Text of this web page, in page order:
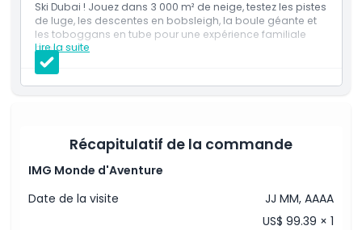
Politique d'annulation
Ski Dubai ! Jouez dans 3 000 m² de neige, testez les pistes
de luge, les descentes en bobsleigh, la boule géante et
les toboggans en tube pour une expérience familiale
amusante.
Lire la suite
Inclus
Entrée unique au Parc de neige avec séjour illimité.
tubing.
Un tour de l'attraction Frisson de la Montagne (une
Équipement d'hiver fourni : veste, pantalon,
chaussettes jetables, bottes de neige et gants en
Récapitulatif de la commande
IMG Monde d'Aventure
Date de la visite
JJ MM, AAAA
US$ 99.39 × 1